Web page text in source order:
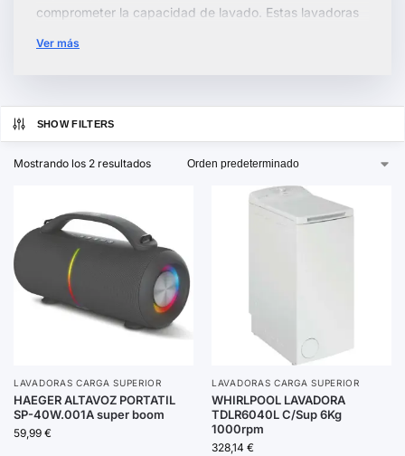
comprometer la capacidad de lavado. Estas lavadoras
rápida de tus prendas diarias.
asegurando comodidad en su uso diario.
Explora nuestra gama y elige la lavadora que
revolucionará tu manera de lavar la ropa.
Ver más
SHOW FILTERS
Mostrando los 2 resultados
LAVADORAS CARGA SUPERIOR
HAEGER ALTAVOZ PORTATIL
SP-40W.001A super boom
59,99 €
LAVADORAS CARGA SUPERIOR
WHIRLPOOL LAVADORA
TDLR6040L C/Sup 6Kg
1000rpm
328,14 €